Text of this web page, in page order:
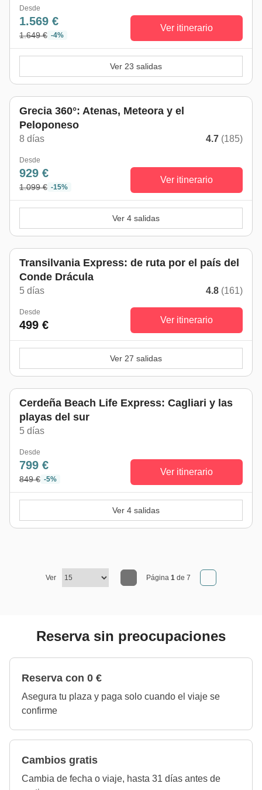
Desde
1.569 €
1.649 € -4%
Ver itinerario
Ver 23 salidas
Grecia 360°: Atenas, Meteora y el
Peloponeso
8 días 4.7 (185)
Desde
929 €
1.099 € -15%
Ver itinerario
Ver 4 salidas
Transilvania Express: de ruta por el país del
Conde Drácula
5 días 4.8 (161)
Desde
499 € Ver itinerario
Ver 27 salidas
Cerdeña Beach Life Express: Cagliari y las
playas del sur
5 días
Desde
799 €
849 € -5%
Ver itinerario
Ver 4 salidas
Ver Página 1 de 7
Reserva sin preocupaciones
Reserva con 0 €
Asegura tu plaza y paga solo cuando el viaje se
confirme
Cambios gratis
Cambia de fecha o viaje, hasta 31 días antes de